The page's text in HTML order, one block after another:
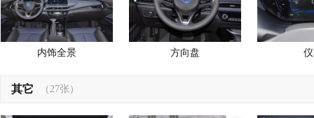
内饰全景 方向盘
其它 （27张）